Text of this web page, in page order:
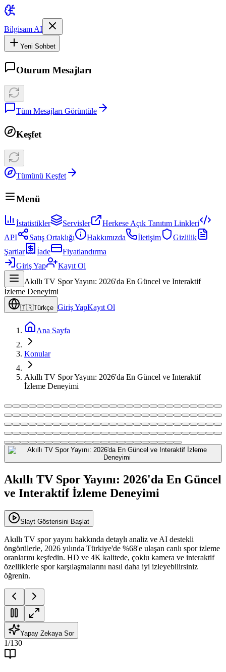
Bilgisam AI
Yeni Sohbet
Oturum Mesajları
Tüm Mesajları Görüntüle
Keşfet
Tümünü Keşfet
Menü
İstatistikler Servisler
Herkese Açık Tanıtım Linkleri
API
Satış Ortaklığı Hakkımızda İletişim
Gizlilik
Şartlar
İade
Fiyatlandırma
Giriş Yap
Kayıt Ol
Akıllı TV Spor Yayını: 2026'da En Güncel ve Interaktif
İzleme Deneyimi
🇹🇷Türkçe Giriş YapKayıt Ol
Ana Sayfa
Konular
Akıllı TV Spor Yayını: 2026'da En Güncel ve Interaktif
İzleme Deneyimi
Akıllı TV Spor Yayını: 2026'da En Güncel
ve Interaktif İzleme Deneyimi
Slayt Gösterisini Başlat
Akıllı TV spor yayını hakkında detaylı analiz ve AI destekli
öngörülerle, 2026 yılında Türkiye'de %68'e ulaşan canlı spor izleme
oranlarını keşfedin. HD ve 4K kalitede, çoklu kamera ve interaktif
özelliklerle spor karşılaşmalarını nasıl daha iyi izleyebilirsiniz
öğrenin.
Yapay Zekaya Sor
1/130